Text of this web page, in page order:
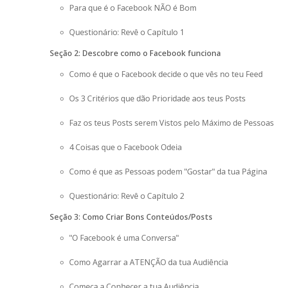
Para que é o Facebook NÃO é Bom
Questionário: Revê o Capítulo 1
Seção 2: Descobre como o Facebook funciona
Como é que o Facebook decide o que vês no teu Feed
Os 3 Critérios que dão Prioridade aos teus Posts
Faz os teus Posts serem Vistos pelo Máximo de Pessoas
4 Coisas que o Facebook Odeia
Como é que as Pessoas podem "Gostar" da tua Página
Questionário: Revê o Capítulo 2
Seção 3: Como Criar Bons Conteúdos/Posts
"O Facebook é uma Conversa"
Como Agarrar a ATENÇÃO da tua Audiência